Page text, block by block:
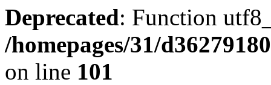
Deprecated: Function
/homepages/31/
on line 101